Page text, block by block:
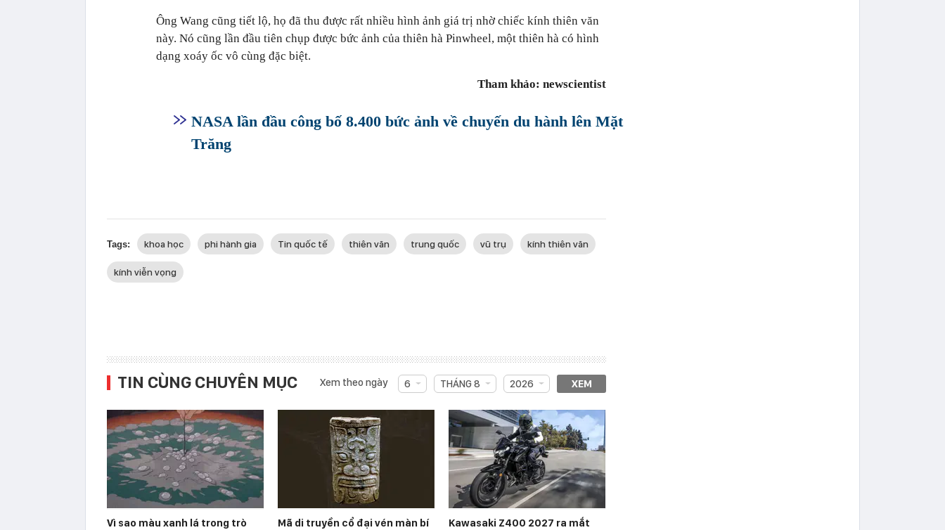
Ông Wang cũng tiết lộ, họ đã thu được rất nhiều hình ảnh giá trị nhờ chiếc kính thiên văn
này. Nó cũng lần đầu tiên chụp được bức ảnh của thiên hà Pinwheel, một thiên hà có hình
dạng xoáy ốc vô cùng đặc biệt.
Tham khảo: newscientist
NASA lần đầu công bố 8.400 bức ảnh về chuyến du hành lên Mặt
Trăng
Tags: khoa học phi hành gia Tin quốc tế thiên văn trung quốc vũ trụ kính thiên văn
kính viễn vọng
TIN CÙNG CHUYÊN MỤC Xem theo ngày 6 THÁNG 8 2026 XEM
Vì sao màu xanh lá trong trò Mã di truyền cổ đại vén màn bí Kawasaki Z400 2027 ra mắt